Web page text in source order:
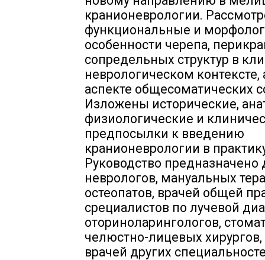
кранионеврологии.
функциональные и
особенности черепа,
сопредельных структур в
неврологическом контексте,
аспекте общесоматических
Изложены исторические,
физиологические и
предпосылки к введению
кранионеврологии в
Руководство предназначено
неврологов, мануальных
остеопатов, врачей общей
срециалистов по лучевой
оториноларингологов,
челюстно-лицевых хирургов,
врачей других